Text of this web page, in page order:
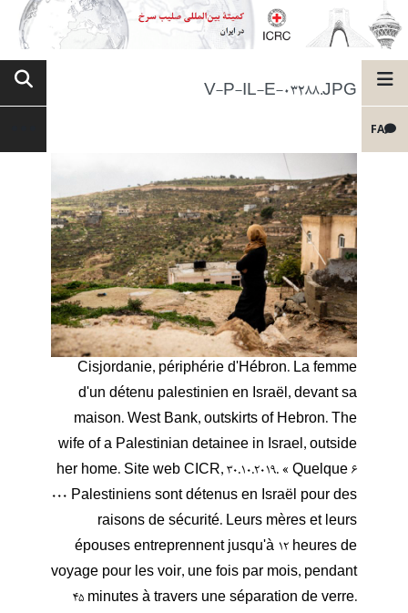
FA
V-P-IL-E-03288.JPG
Cisjordanie, périphérie d'Hébron. La femme
d'un détenu palestinien en Israël, devant sa
maison. West Bank, outskirts of Hebron. The
wife of a Palestinian detainee in Israel, outside
her home. Site web CICR, 30.10.2019. « Quelque 6
000 Palestiniens sont détenus en Israël pour des
raisons de sécurité. Leurs mères et leurs
épouses entreprennent jusqu'à 12 heures de
voyage pour les voir, une fois par mois, pendant
45 minutes à travers une séparation de verre.